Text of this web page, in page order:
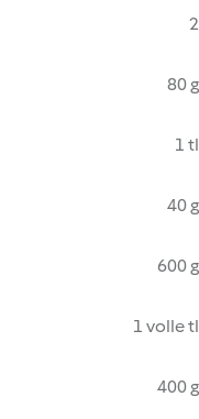
2
80 g
1 tl
40 g
600 g
1 volle tl
400 g